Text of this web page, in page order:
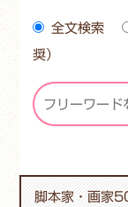
全文検索
奨）
脚本家・画家